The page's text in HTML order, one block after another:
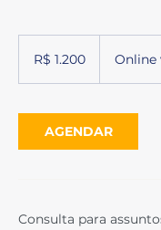
brasileiros
R$ 1.200 Online
AGENDAR
Consulta para